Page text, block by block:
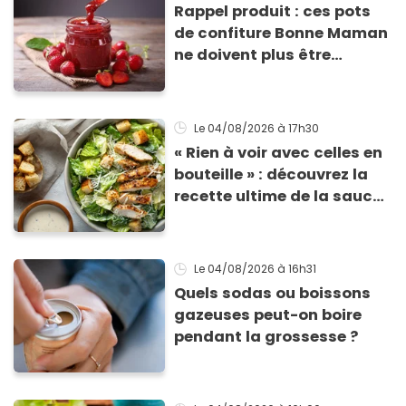
Rappel produit : ces pots
de confiture Bonne Maman
ne doivent plus être
morceaux de verre
Le 04/08/2026 à 17h30
« Rien à voir avec celles en
bouteille » : découvrez la
recette ultime de la sauce
Le 04/08/2026 à 16h31
Quels sodas ou boissons
gazeuses peut-on boire
pendant la grossesse ?